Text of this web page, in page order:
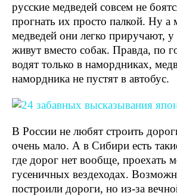
русские медведей совсем не
прогнать их просто палкой. Ну а
медведей они легко приручают,
живут вместо собак. Правда, по
водят только в намордниках,
намордника не пустят в автобус.
В России не любят строить
очень мало. А в Сибири есть
где дорог нет вообще, проехать
гусеничных вездеходах.
построили дороги, но из-за